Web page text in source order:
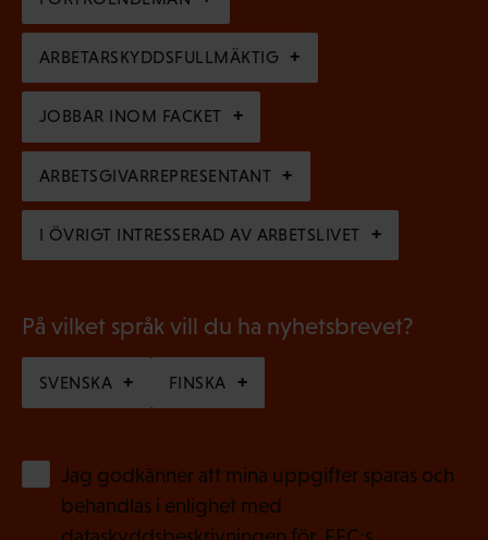
s
k
t
)
o
r
i
s
k
t
)
a
t
o
r
i
s
k
)
ARBETARSKYDDSFULLMÄKTIG
JOBBAR INOM FACKET
ARBETSGIVARREPRESENTANT
I ÖVRIGT INTRESSERAD AV ARBETSLIVET
På vilket språk vill du ha nyhetsbrevet?
SVENSKA FINSKA
Jag godkänner att mina uppgifter sparas och
behandlas i enlighet med